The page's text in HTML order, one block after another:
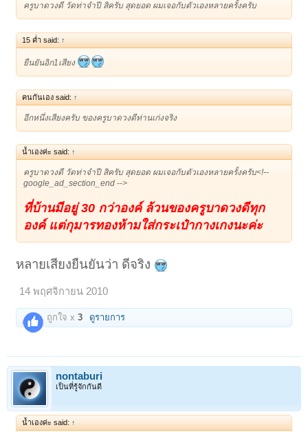
ครูบาดวงดี วัดท่าจำปี สิครับ สุดยอด ผมเจอกับตัวเองหลายครั้งครับ
15 ค่ำ said: ↑
ยืนยันอิก1เสียง
คนกันเอง said: ↑
อีกหนึ่งเสียงครับ ของครูบาดวงดีท่านเก่งจริง
น้ำเองค่ะ said: ↑
ครูบาดวงดี วัดท่าจำปี สิครับ สุดยอด ผมเจอกับตัวเองหลายครั้งครับ<!--
google_ad_section_end -->
ที่บ้านมีอยู่ 30 กว่าองค์ ล้วนของครูบาดวงดีทุก
องค์ แต่กุมารทองห้ามใส่กระเป๋ากางเกงนะค่ะ
หลายเสียงยืนยันว่า ดีจริง
14 พฤศจิกายน 2010
ถูกใจ x3 ดูรายการ
nontaburi
เป็นที่รู้จักกันดี
น้ำเองค่ะ said: ↑